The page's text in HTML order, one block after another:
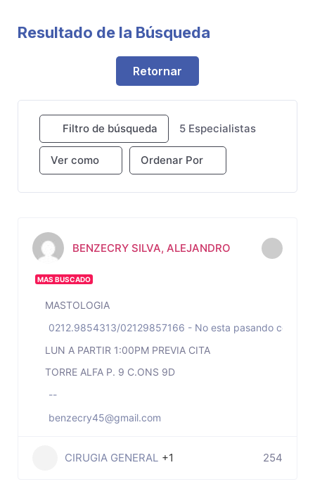
Resultado de la Búsqueda
Retornar
Filtro de búsqueda 5 Especialistas
Ver como Ordenar Por
BENZECRY SILVA, ALEJANDRO
MAS BUSCADO
MASTOLOGIA
0212.9854313/02129857166 - No esta pasando consulta
LUN A PARTIR 1:00PM PREVIA CITA
TORRE ALFA P. 9 C.ONS 9D
--
benzecry45@gmail.com
CIRUGIA GENERAL +1 254